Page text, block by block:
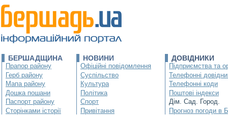
БЕРШАДЩИНА
Прапор району
Герб району
Мапа району
Дошка пошани
Паспорт району
Сторінками історії
НОВИНИ
Офіційні повідомлення
Суспільство
Культура
Політика
Спорт
Привітання
ДОВІДНИКИ
Підприємства та
Телефонні
Телефонні коди
Поштові індекси
Дім. Сад. Город.
Прогноз погоди в